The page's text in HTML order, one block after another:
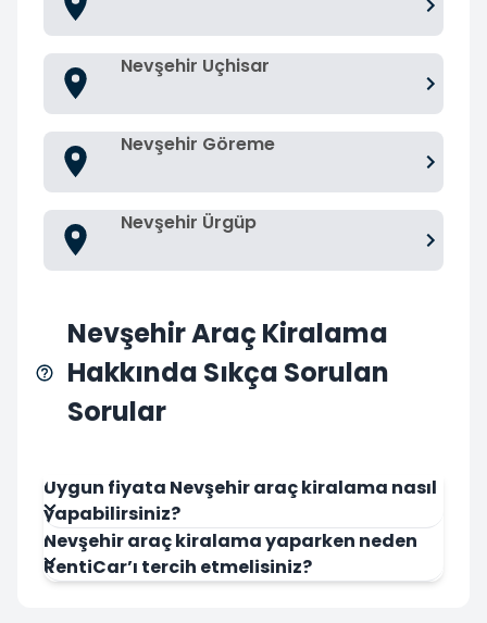
Nevşehir Uçhisar
Nevşehir Göreme
Nevşehir Ürgüp
Nevşehir Araç Kiralama
Hakkında Sıkça Sorulan
Sorular
Uygun fiyata Nevşehir araç kiralama nasıl
yapabilirsiniz?
Nevşehir araç kiralama yaparken neden
RentiCar’ı tercih etmelisiniz?